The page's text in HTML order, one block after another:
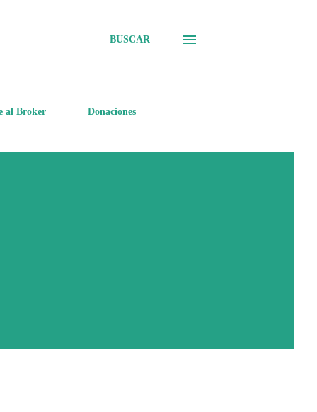
BUSCAR
al Broker Donaciones